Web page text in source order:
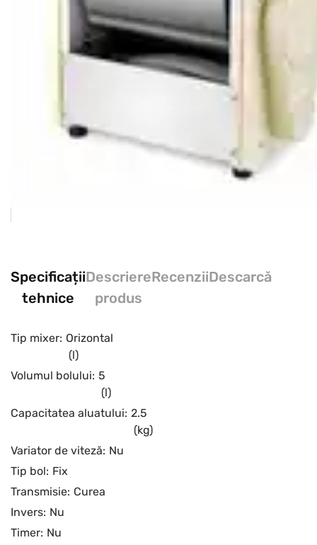
Specificații
tehnice
Descriere
produs
RecenziiDescarcă
Tip mixer: Orizontal
(l)
Volumul bolului: 5
(l)
Capacitatea aluatului: 2.5
(kg)
Variator de viteză: Nu
Tip bol: Fix
Transmisie: Curea
Invers: Nu
Timer: Nu